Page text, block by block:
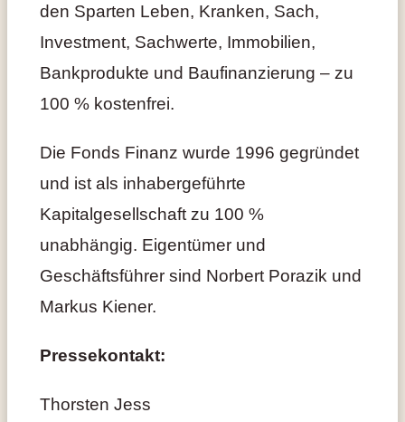
den Sparten Leben, Kranken, Sach,
Investment, Sachwerte, Immobilien,
Bankprodukte und Baufinanzierung – zu
100 % kostenfrei.
Die Fonds Finanz wurde 1996 gegründet
und ist als inhabergeführte
Kapitalgesellschaft zu 100 %
unabhängig. Eigentümer und
Geschäftsführer sind Norbert Porazik und
Markus Kiener.
Pressekontakt:
Thorsten Jess